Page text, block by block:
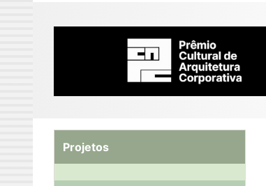
Projetos